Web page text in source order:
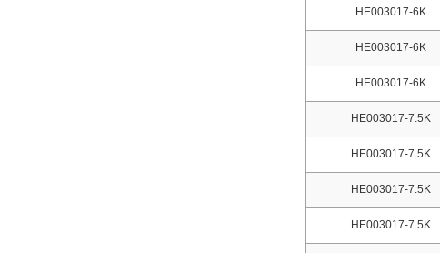
HE003017-6K
HE003017-6K
HE003017-6K
HE003017-7.5K
HE003017-7.5K
HE003017-7.5K
HE003017-7.5K